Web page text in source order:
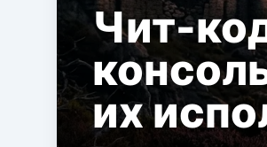
Чит-
их